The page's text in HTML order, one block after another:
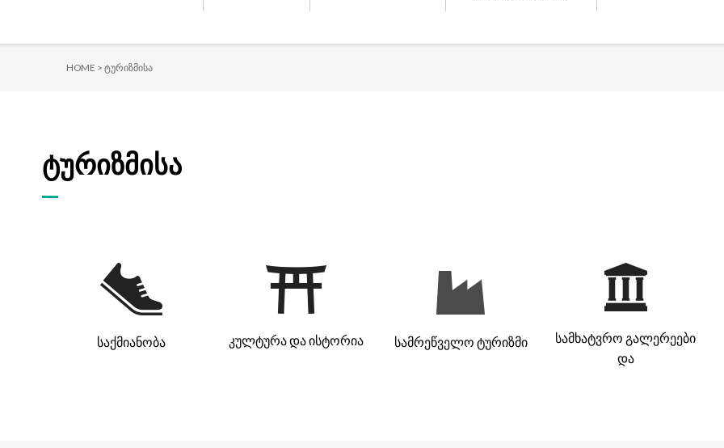
HOME > ტურიზმისა
ტურიზმისა
საქმიანობა კულტურა და ისტორია სამრეწველო ტურიზმი
სამხატვრო გალერეები
და